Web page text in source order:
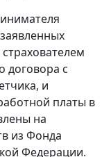
договора с
и
платы в
на
из Фонда
Федерации.